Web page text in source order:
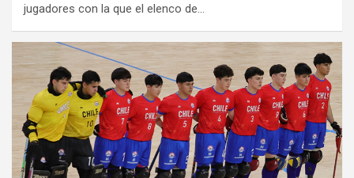
jugadores con la que el elenco de…